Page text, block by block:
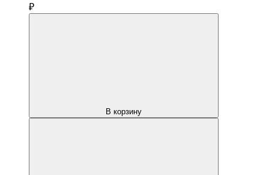
₽
В корзину